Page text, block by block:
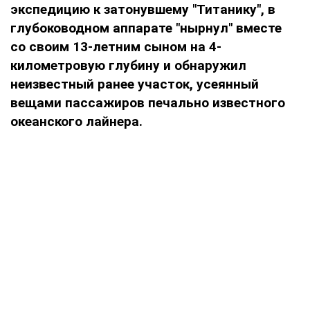
экспедицию к затонувшему "Титанику", в
глубоководном аппарате "нырнул" вместе
со своим 13-летним сыном на 4-
километровую глубину и обнаружил
неизвестный ранее участок, усеянный
вещами пассажиров печально известного
океанского лайнера.